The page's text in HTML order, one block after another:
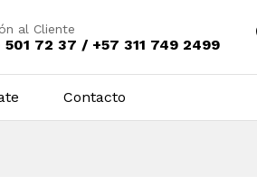
al Cliente
72 37 / +57 311 749 2499
Contacto